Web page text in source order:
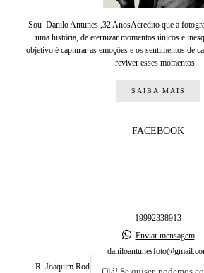
Sou Danilo Antunes ,32 AnosAcredito que a
uma história, de eternizar momentos únicos e
objetivo é capturar as emoções e os sentimentos de
reviver esses momentos...
SAIBA MAIS
FACEBOOK
19992338913
Enviar mensagem
R. Joaquim Rodrigues dos Reis, 29, 13366-122 -